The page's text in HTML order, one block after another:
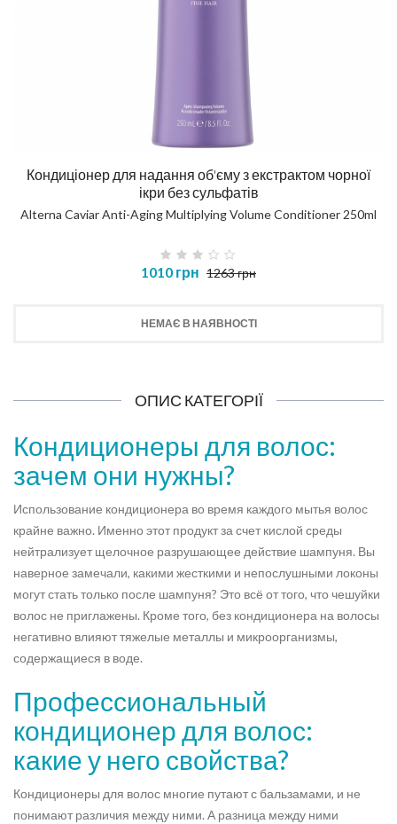
Кондиціонер для надання об'єму з екстрактом чорної
ікри без сульфатів
Alterna Caviar Anti-Aging Multiplying Volume Conditioner 250ml
1010 грн 1263 грн
НЕМАЄ В НАЯВНОСТІ
ОПИС КАТЕГОРІЇ
Кондиционеры для волос:
зачем они нужны?
Использование кондиционера во время каждого мытья волос
крайне важно. Именно этот продукт за счет кислой среды
нейтрализует щелочное разрушающее действие шампуня. Вы
наверное замечали, какими жесткими и непослушными локоны
могут стать только после шампуня? Это всё от того, что чешуйки
волос не приглажены. Кроме того, без кондиционера на волосы
негативно влияют тяжелые металлы и микроорганизмы,
содержащиеся в воде.
Профессиональный
кондиционер для волос:
какие у него свойства?
Кондиционеры для волос многие путают с бальзамами, и не
понимают различия между ними. А разница между ними